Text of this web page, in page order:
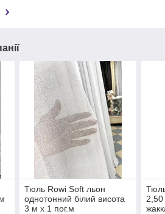
Тюль Rowi Soft льон
однотонний білий висота
3 м х 1 пог.м
2,50